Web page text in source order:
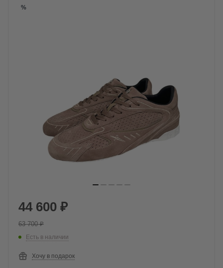
%
44 600 ₽
63 700₽
Есть в наличии
Хочу в подарок